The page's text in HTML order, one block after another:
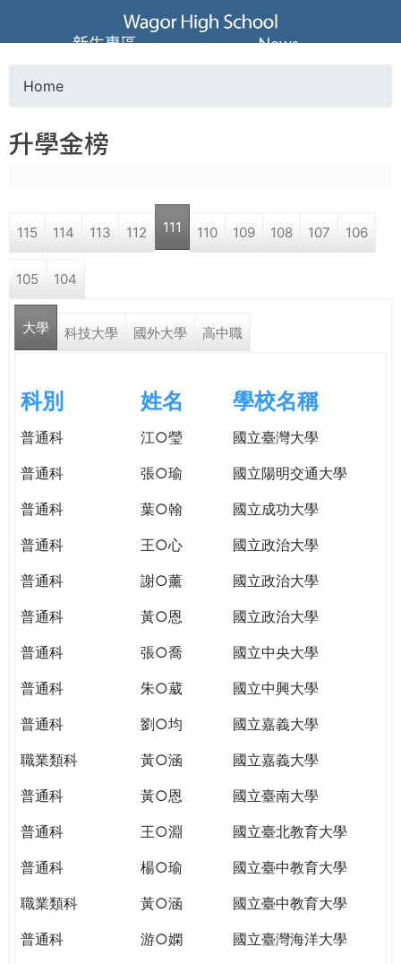
Jump to navigation
葳
格
高
學
格。
WAGOR
TODAY
THE
WORLD
PUTTING
YOU
ON
THE
o
a
r
e
e
r
e
Home
升學金榜
115 114 113 112 111 110 109 108 107 106
105 104
大學 科技大學 國外大學 高中職
科別 姓名 學校名稱
普通科 江○瑩
國立臺灣大學
普通科
張○瑜
國立陽明交通大學
普通科
葉○翰
國立成功大學
普通科
王○心
國立政治大學
普通科
謝○薰
國立政治大學
普通科
黃○恩
國立政治大學
普通科
張○喬
國立中央大學
普通科
朱○葳
國立中興大學
普通科
劉○均
國立嘉義大學
職業類科
黃○涵
國立嘉義大學
普通科
黃○恩
國立臺南大學
普通科
王○淵
國立臺北教育大學
普通科
楊○瑜
國立臺中教育大學
職業類科
黃○涵
國立臺中教育大學
普通科
游○嫻
國立臺灣海洋大學
新生專區 News